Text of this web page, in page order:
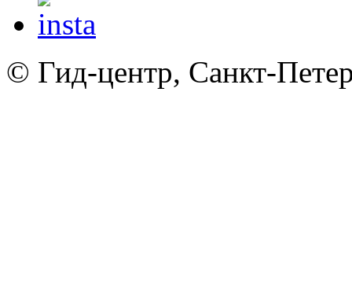
© Гид-центр, Санкт-